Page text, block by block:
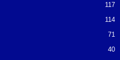
117
114
71
40